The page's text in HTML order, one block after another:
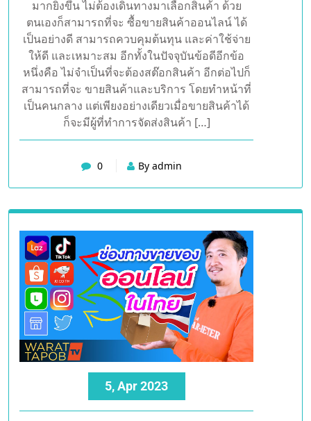
มากยิ่งขึ้น ไม่ต้องเดินทางมาเลือกสินค้า ด้วย
ตนเองก็สามารถที่จะ ซื้อขายสินค้าออนไลน์ ได้
เป็นอย่างดี สามารถควบคุมต้นทุน และค่าใช้จ่าย
ให้ดี และเหมาะสม อีกทั้งในปัจจุบันข้อดีอีกข้อ
หนึ่งคือ ไม่จำเป็นที่จะต้องสต๊อกสินค้า อีกต่อไปก็
สามารถที่จะ ขายสินค้าและบริการ โดยทำหน้าที่
เป็นคนกลาง แต่เพียงอย่างเดียวเมื่อขายสินค้าได้
ก็จะมีผู้ที่ทำการจัดส่งสินค้า […]
0 By admin
5, Apr 2023